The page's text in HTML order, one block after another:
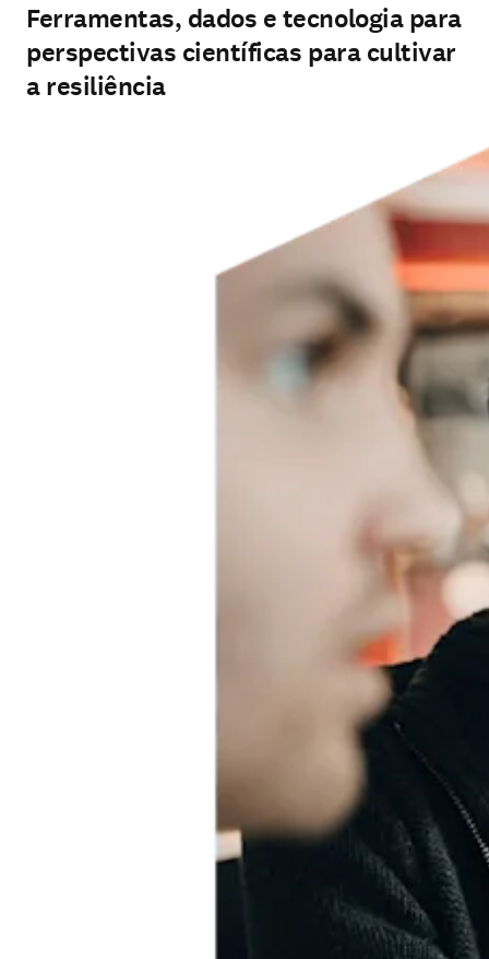
Ferramentas, dados e tecnologia para
perspectivas científicas para cultivar
a resiliência